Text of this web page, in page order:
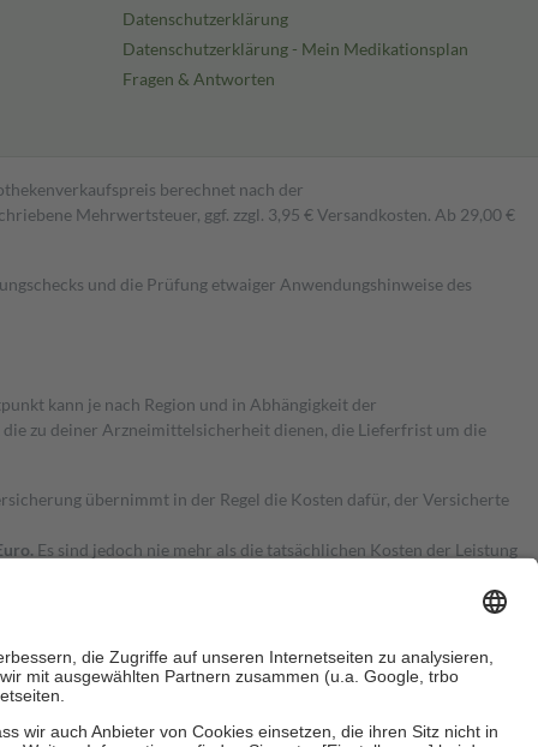
Datenschutzerklärung
Datenschutzerklärung - Mein Medikationsplan
Fragen & Antworten
berechnet nach der
Mehrwertsteuer, ggf. zzgl. 3,95 € Versandkosten. Ab 29,00 €
und die Prüfung etwaiger Anwendungshinweise des
kann je nach Region und in Abhängigkeit der
zu deiner Arzneimittelsicherheit dienen, die Lieferfrist um die
übernimmt in der Regel die Kosten dafür, der Versicherte
Es sind jedoch nie mehr als die tatsächlichen Kosten der Leistung
Zuzahlungen an bei: